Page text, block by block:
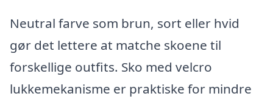
Neutral farve som brun, sort eller hvid
gør det lettere at matche skoene til
forskellige outfits. Sko med velcro
lukkemekanisme er praktiske for mindre